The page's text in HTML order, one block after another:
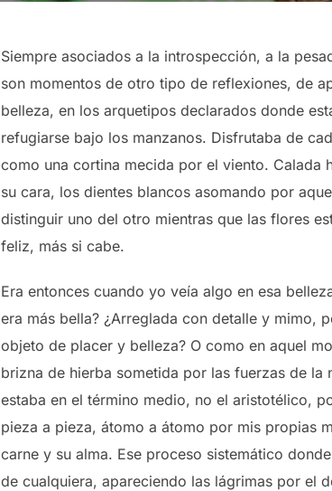
Siempre asociados a la introspección, a la
son momentos de otro tipo de reflexiones, de
belleza, en los arquetipos declarados donde
refugiarse bajo los manzanos. Disfrutaba de
como una cortina mecida por el viento. Calada
su cara, los dientes blancos asomando por
distinguir uno del otro mientras que las flores
feliz, más si cabe.
Era entonces cuando yo veía algo en esa
era más bella? ¿Arreglada con detalle y mimo,
objeto de placer y belleza? O como en aquel
brizna de hierba sometida por las fuerzas de la
estaba en el término medio, no el aristotélico,
pieza a pieza, átomo a átomo por mis propias
carne y su alma. Ese proceso sistemático
de cualquiera, apareciendo las lágrimas por el